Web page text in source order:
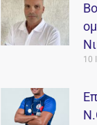
10